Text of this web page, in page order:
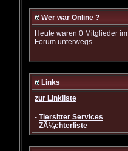
Wer war Online ?
Heute waren 0 Mitglieder im
Forum unterwegs.
Links
zur Linkliste
- Tiersitter Services
- ZÃ¼chterliste